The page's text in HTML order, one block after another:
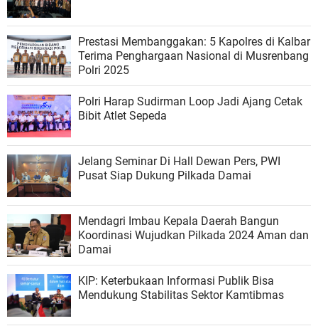
Prestasi Membanggakan: 5 Kapolres di Kalbar
Terima Penghargaan Nasional di Musrenbang
Polri 2025
Polri Harap Sudirman Loop Jadi Ajang Cetak
Bibit Atlet Sepeda
Jelang Seminar Di Hall Dewan Pers, PWI
Pusat Siap Dukung Pilkada Damai
Mendagri Imbau Kepala Daerah Bangun
Koordinasi Wujudkan Pilkada 2024 Aman dan
Damai
KIP: Keterbukaan Informasi Publik Bisa
Mendukung Stabilitas Sektor Kamtibmas